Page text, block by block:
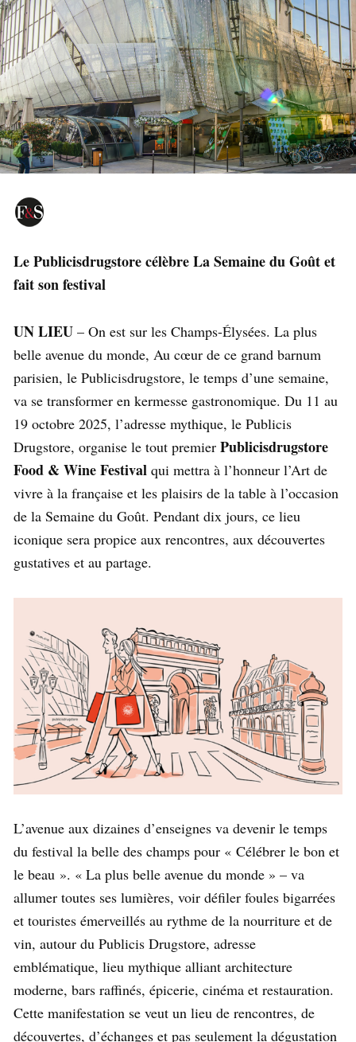
Le Publicisdrugstore célèbre La Semaine du Goût et
fait son festival
UN LIEU – On est sur les Champs-Élysées. La plus
belle avenue du monde, Au cœur de ce grand barnum
parisien, le Publicisdrugstore, le temps d’une semaine,
va se transformer en kermesse gastronomique. Du 11 au
19 octobre 2025, l’adresse mythique, le Publicis
Drugstore, organise le tout premier Publicisdrugstore
Food & Wine Festival qui mettra à l’honneur l’Art de
vivre à la française et les plaisirs de la table à l’occasion
de la Semaine du Goût. Pendant dix jours, ce lieu
iconique sera propice aux rencontres, aux découvertes
gustatives et au partage.
L’avenue aux dizaines d’enseignes va devenir le temps
du festival la belle des champs pour « Célébrer le bon et
le beau ». « La plus belle avenue du monde » – va
allumer toutes ses lumières, voir défiler foules bigarrées
et touristes émerveillés au rythme de la nourriture et de
vin, autour du Publicis Drugstore, adresse
emblématique, lieu mythique alliant architecture
moderne, bars raffinés, épicerie, cinéma et restauration.
Cette manifestation se veut un lieu de rencontres, de
découvertes, d’échanges et pas seulement la dégustation